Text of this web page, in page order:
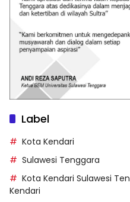
Label
Kota Kendari
Sulawesi Tenggara
Kota Kendari Sulawesi
Kendari